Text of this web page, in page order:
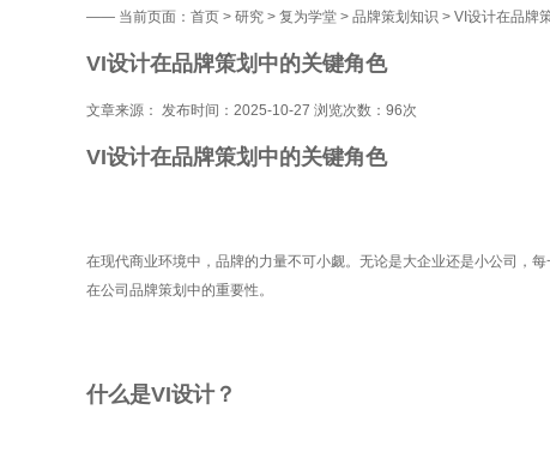
—— 当前页面： 首页 > 研究 > 复为学堂 > 品牌策划知识 > VI设计在品牌
VI设计在品牌策划中的关键角色
文章来源： 发布时间：2025-10-27 浏览次数： 96次
VI设计在品牌策划中的关键角色
在现代商业环境中，品牌的力量不可小觑。无论是大企业还是小公司，
在公司品牌策划中的重要性。
什么是VI设计？